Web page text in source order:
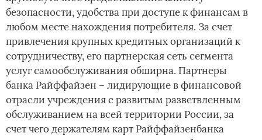
безопасности, удобства при доступе к финансам в
любом месте нахождения потребителя. За счет
привлечения крупных кредитных организаций к
сотрудничеству, его партнерская сеть сегмента
услуг самообслуживания обширна. Партнеры
банка Райффайзен – лидирующие в финансовой
отрасли учреждения с развитым разветвленным
обслуживанием на всей территории России, за
счет чего держателям карт Райффайзенбанка